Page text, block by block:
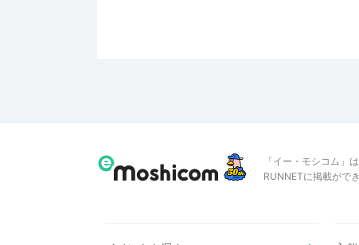
「イー・モシコム」
RUNNETに掲載がで